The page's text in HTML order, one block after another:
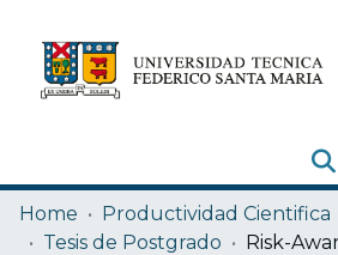
Research Outputs
Statistics
Home
Productividad Cientifica
Tesis de Postgrado